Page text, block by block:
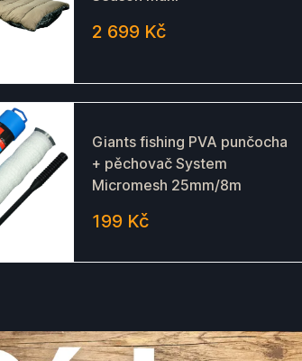
2 699 Kč
Giants fishing PVA punčocha
+ pěchovač System
Micromesh 25mm/8m
199 Kč